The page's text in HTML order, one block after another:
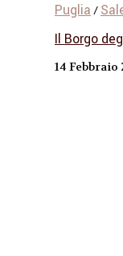
Puglia /
Il Borgo
14 Febbraio